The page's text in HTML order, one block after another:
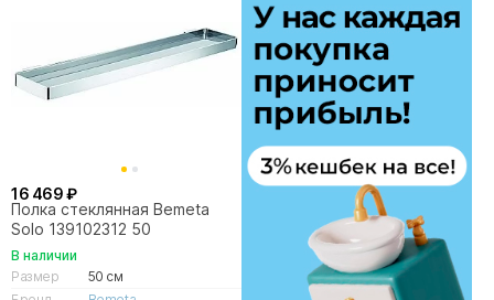
16 469 ₽
Полка стеклянная Bemeta
Solo 139102312 50
В наличии
Размер
50 см